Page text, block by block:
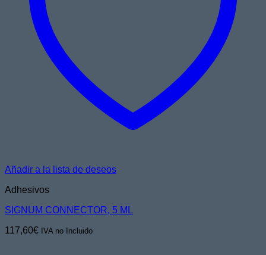
Añadir a la lista de deseos
Adhesivos
SIGNUM CONNECTOR, 5 ML
117,60€ IVA no Incluido